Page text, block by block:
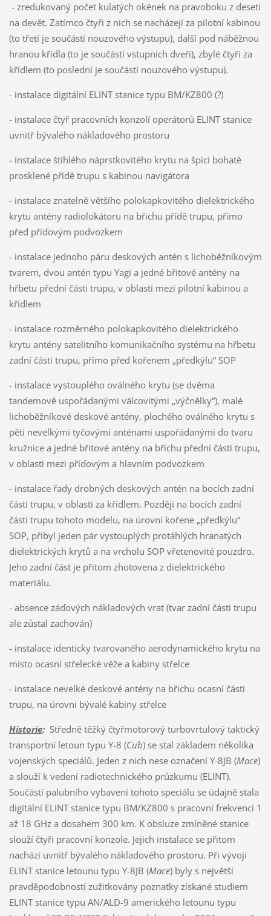
- zredukovaný počet kulatých okének na pravoboku z deseti
na devět. Zatímco čtyři z nich se nacházejí za pilotní kabinou
(to třetí je součástí nouzového výstupu), další pod náběžnou
hranou křídla (to je součástí vstupních dveří), zbylé čtyři za
křídlem (to poslední je součástí nouzového výstupu).
- instalace digitální ELINT stanice typu BM/KZ800 (?)
- instalace čtyř pracovních konzolí operátorů ELINT stanice
uvnitř bývalého nákladového prostoru
- instalace štíhlého náprstkovitého krytu na špici bohatě
prosklené přídě trupu s kabinou navigátora
- instalace znatelně většího polokapkovitého dielektrického
krytu antény radiolokátoru na břichu přídě trupu, přímo
před příďovým podvozkem
- instalace jednoho páru deskových antén s lichoběžníkovým
tvarem, dvou antén typu Yagi a jedné břitové antény na
hřbetu přední části trupu, v oblasti mezi pilotní kabinou a
křídlem
- instalace rozměrného polokapkovitého dielektrického
krytu antény satelitního komunikačního systému na hřbetu
zadní části trupu, přímo před kořenem „předkýlu“ SOP
- instalace vystouplého oválného krytu (se dvěma
tandemově uspořádanými válcovitými „výčnělky“), malé
lichoběžníkové deskové antény, plochého oválného krytu s
pěti nevelkými tyčovými anténami uspořádanými do tvaru
kružnice a jedné břitové antény na břichu přední části trupu,
v oblasti mezi příďovým a hlavním podvozkem
- instalace řady drobných deskových antén na bocích zadní
části trupu, v oblasti za křídlem. Později na bocích zadní
části trupu tohoto modelu, na úrovni kořene „předkýlu“
SOP, přibyl jeden pár vystouplých protáhlých hranatých
dielektrických krytů a na vrcholu SOP vřetenovité pouzdro.
Jeho zadní část je přitom zhotovena z dielektrického
materiálu.
- absence záďových nákladových vrat (tvar zadní části trupu
ale zůstal zachován)
- instalace identicky tvarovaného aerodynamického krytu na
místo ocasní střelecké věže a kabiny střelce
- instalace nevelké deskové antény na břichu ocasní části
trupu, na úrovni bývalé kabiny střelce
Historie:Středně těžký čtyřmotorový turbovrtulový taktický
transportní letoun typu Y-8 (Cub) se stal základem několika
vojenských speciálů. Jeden z nich nese označení Y-8JB (Mace)
a slouží k vedení radiotechnického průzkumu (ELINT).
Součástí palubního vybavení tohoto speciálu se údajně stala
digitální ELINT stanice typu BM/KZ800 s pracovní frekvencí 1
až 18 GHz a dosahem 300 km. K obsluze zmíněné stanice
slouží čtyři pracovní konzole. Jejich instalace se přitom
nachází uvnitř bývalého nákladového prostoru. Při vývoji
ELINT stanice letounu typu Y-8JB (Mace) byly s největší
pravděpodobností zužitkovány poznatky získané studiem
ELINT stanice typu AN/ALD-9 amerického letounu typu